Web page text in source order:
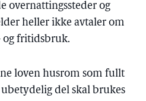
overnattingssteder og
heller ikke avtaler om
og fritidsbruk.
loven husrom som fullt
del skal brukes